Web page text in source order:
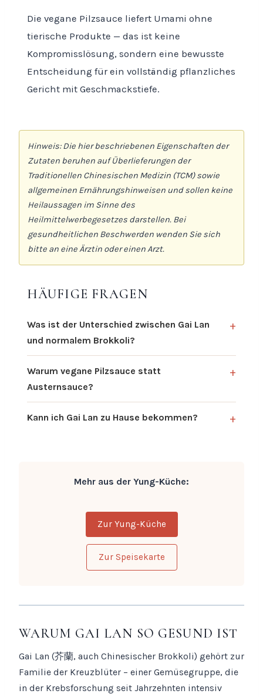
Die vegane Pilzsauce liefert Umami ohne
tierische Produkte — das ist keine
Kompromisslösung, sondern eine bewusste
Entscheidung für ein vollständig pflanzliches
Gericht mit Geschmackstiefe.
Hinweis: Die hier beschriebenen Eigenschaften der
Zutaten beruhen auf Überlieferungen der
Traditionellen Chinesischen Medizin (TCM) sowie
allgemeinen Ernährungshinweisen und sollen keine
Heilaussagen im Sinne des
Heilmittelwerbegesetzes darstellen. Bei
gesundheitlichen Beschwerden wenden Sie sich
bitte an eine Ärztin oder einen Arzt.
HÄUFIGE FRAGEN
Was ist der Unterschied zwischen Gai Lan
und normalem Brokkoli?
Warum vegane Pilzsauce statt
Austernsauce?
Kann ich Gai Lan zu Hause bekommen?
Mehr aus der Yung-Küche:
Zur Yung-Küche
Zur Speisekarte
WARUM GAI LAN SO GESUND IST
Gai Lan (芥蘭, auch Chinesischer Brokkoli) gehört zur
Familie der Kreuzblüter – einer Gemüsegruppe, die
in der Krebsforschung seit Jahrzehnten intensiv